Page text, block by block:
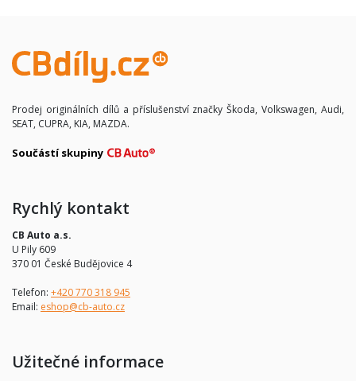
Prodej originálních dílů a příslušenství značky Škoda, Volkswagen, Audi,
SEAT, CUPRA, KIA, MAZDA.
Součástí skupiny
Rychlý kontakt
CB Auto a.s.
U Pily 609
370 01 České Budějovice 4
Telefon: +420 770 318 945
Email: eshop@cb-auto.cz
Užitečné informace